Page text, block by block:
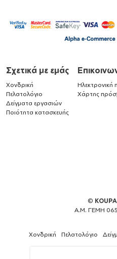
Σχετικά με εμάς
Χονδρική
Πελατολόγιο
Δείγματα εργασιών
Ποιότητα κατασκευής
Ηλεκτρονική
Χάρτης
©
Α.Μ. ΓΕΜΗ
Χονδρική Πελατολόγιο